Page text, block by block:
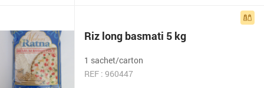
Riz long basmati 5 kg
1 sachet/carton
REF : 960447